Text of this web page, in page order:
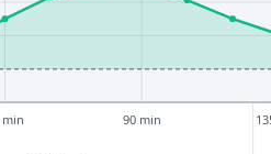
min 90 min